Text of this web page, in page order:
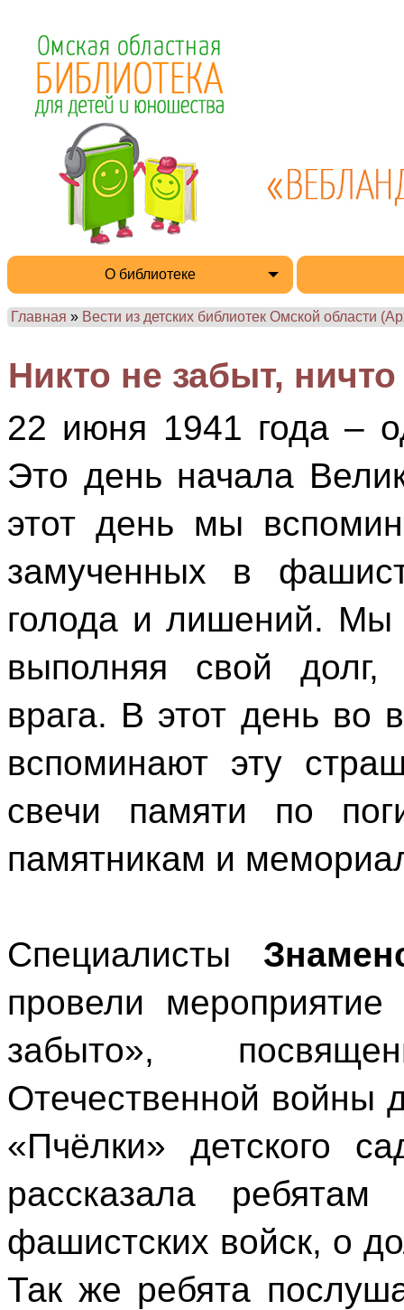
О библиотеке
Главная » Вести из детских библиотек Омской области
Никто не забыт,
22 июня 1941 года –
Это день начала
этот день мы
замученных в
голода и лишений. Мы
выполняя свой
врага. В этот день во
вспоминают эту
свечи памяти по
памятникам и
Специалисты
провели
забыто»,
Отечественной войны
«Пчёлки» детского
рассказала
фашистских войск, о
Так же ребята